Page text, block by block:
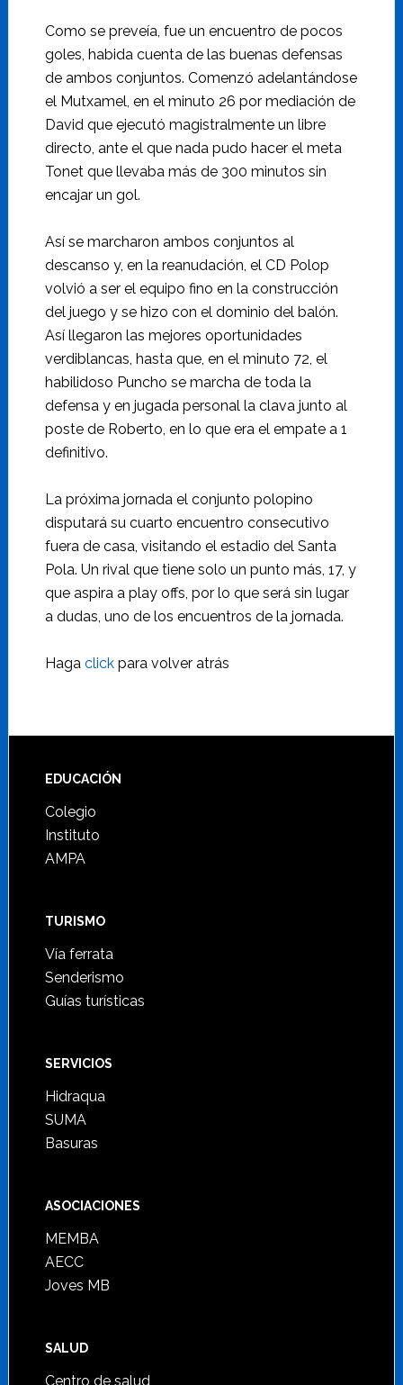
Como se preveía, fue un encuentro de pocos
goles, habida cuenta de las buenas defensas
de ambos conjuntos. Comenzó adelantándose
el Mutxamel, en el minuto 26 por mediación de
David que ejecutó magistralmente un libre
directo, ante el que nada pudo hacer el meta
Tonet que llevaba más de 300 minutos sin
encajar un gol.
Así se marcharon ambos conjuntos al
descanso y, en la reanudación, el CD Polop
volvió a ser el equipo fino en la construcción
del juego y se hizo con el dominio del balón.
Así llegaron las mejores oportunidades
verdiblancas, hasta que, en el minuto 72, el
habilidoso Puncho se marcha de toda la
defensa y en jugada personal la clava junto al
poste de Roberto, en lo que era el empate a 1
definitivo.
La próxima jornada el conjunto polopino
disputará su cuarto encuentro consecutivo
fuera de casa, visitando el estadio del Santa
Pola. Un rival que tiene solo un punto más, 17, y
que aspira a play offs, por lo que será sin lugar
a dudas, uno de los encuentros de la jornada.
Haga clickpara volver atrás
Footer
EDUCACIÓN
Colegio
Instituto
AMPA
TURISMO
Vía ferrata
Senderismo
Guías turísticas
SERVICIOS
Hidraqua
SUMA
Basuras
ASOCIACIONES
MEMBA
AECC
Joves MB
SALUD
Centro de salud